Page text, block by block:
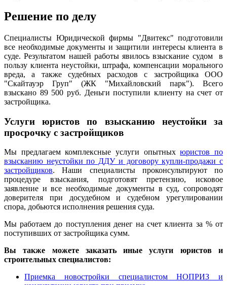
Решение по делу
Специалисты Юридической фирмы "Двитекс" подготовили
все необходимые документы и защитили интересы клиента в
суде. Результатом нашей работы явилось взыскание судом в
пользу клиента неустойки, штрафа, компенсации морального
вреда, а также судебных расходов с застройщика ООО
"Скайтауэр Груп" (ЖК "Михайловский парк"). Всего
взыскано 89 500 руб. Деньги поступили клиенту на счет от
застройщика.
Услуги юристов по взысканию неустойки за
просрочку с застройщиков
Мы предлагаем комплексные услуги опытныхюристов по
взысканию неустойки по ДДУ и договору купли-продажи с
застройщиков. Наши специалисты проконсультируют по
процедуре взыскания, подготовят претензию, исковое
заявление и все необходимые документы в суд, сопроводят
доверителя при досудебном и судебном урегулировании
спора, добьются исполнения решения суда.
Мы работаем до поступления денег на счет клиента за % от
поступивших от застройщика сумм.
Вы также можете заказать иные услуги юристов и
строительных специалистов:
Приемка новостройки специалистом НОПРИЗ и